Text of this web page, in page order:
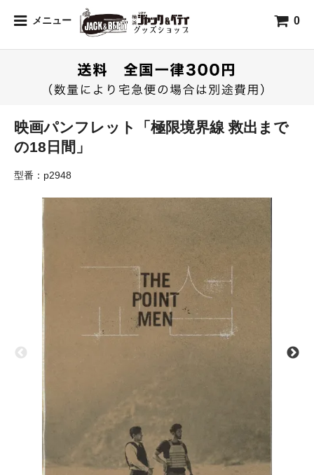
メニュー 0
映画パンフレット「極限境界線 救出まで
の18日間」
型番：p2948